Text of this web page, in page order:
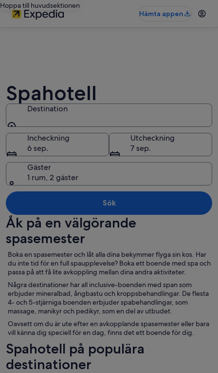
Hoppa till huvudsektionen
Hämta appen
Spahotell
Destination
Destination
Incheckning
6 sep.
Utcheckning
7 sep.
Gäster
1 rum, 2 gäster
Sök
Åk på en välgörande
spasemester
Boka en spasemester och låt alla dina bekymmer flyga sin kos. Har
du inte tid för en full spaupplevelse? Boka ett boende med spa och
passa på att få lite avkoppling mellan dina andra aktiviteter.
Några destinationer har all inclusive-boenden med span som
erbjuder mineralbad, ångbastu och kroppsbehandlingar. De flesta
4- och 5-stjärniga boenden erbjuder spabehandlingar, som
massage, manikyr och pedikyr, som en del av utbudet.
Oavsett om du är ute efter en avkopplande spasemester eller bara
vill känna dig speciell för en dag, finns det ett boende för dig.
Spahotell på populära
destinationer